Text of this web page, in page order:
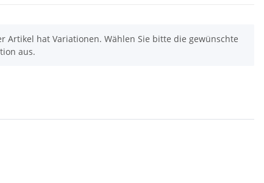
Artikel hat Variationen. Wählen Sie bitte die gewünschte
aus.